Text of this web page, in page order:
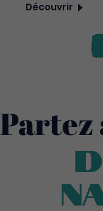
Découvrir
Partez